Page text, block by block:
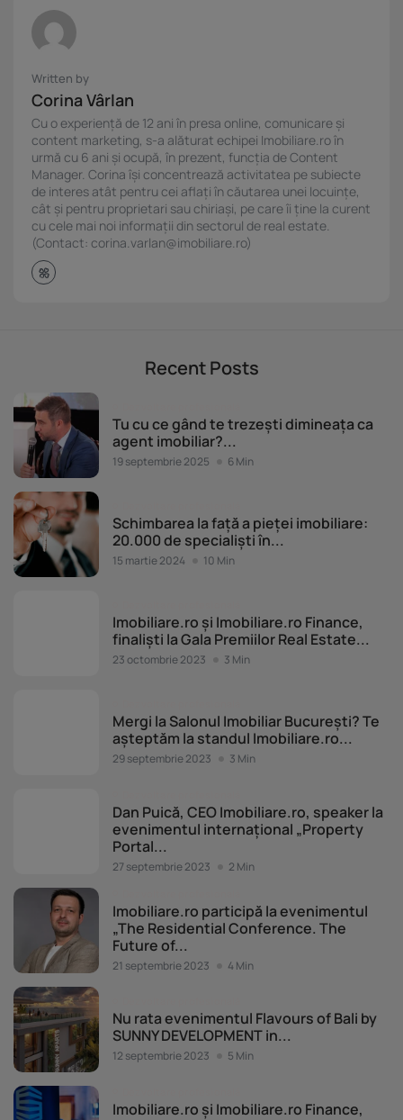
Written by
Corina Vârlan
Cu o experiență de 12 ani în presa online, comunicare și
content marketing, s-a alăturat echipei Imobiliare.ro în
urmă cu 6 ani și ocupă, în prezent, funcția de Content
Manager. Corina își concentrează activitatea pe subiecte
de interes atât pentru cei aflați în căutarea unei locuințe,
cât și pentru proprietari sau chiriași, pe care îi ține la curent
cu cele mai noi informații din sectorul de real estate.
(Contact: corina.varlan@imobiliare.ro)
Recent Posts
Tu cu ce gând te trezești dimineața ca
agent imobiliar?...
19 septembrie 2025 6 Min
Schimbarea la față a pieței imobiliare:
20.000 de specialiști în...
15 martie 2024 10 Min
Imobiliare.ro și Imobiliare.ro Finance,
finaliști la Gala Premiilor Real Estate...
23 octombrie 2023 3 Min
Mergi la Salonul Imobiliar București? Te
așteptăm la standul Imobiliare.ro...
29 septembrie 2023 3 Min
Dan Puică, CEO Imobiliare.ro, speaker la
evenimentul internațional „Property
Portal...
27 septembrie 2023 2 Min
Imobiliare.ro participă la evenimentul
„The Residential Conference. The
Future of...
21 septembrie 2023 4 Min
Nu rata evenimentul Flavours of Bali by
SUNNY DEVELOPMENT in...
12 septembrie 2023 5 Min
Imobiliare.ro și Imobiliare.ro Finance,